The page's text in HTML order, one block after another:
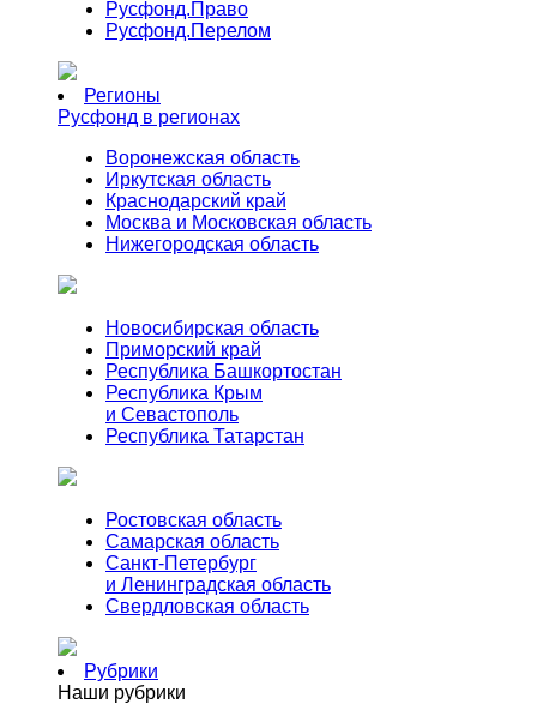
Русфонд.Право
Русфонд.Перелом
Регионы
Русфонд в регионах
Воронежская область
Иркутская область
Краснодарский край
Москва и Московская область
Нижегородская область
Новосибирская область
Приморский край
Республика Башкортостан
Республика Крым
и Севастополь
Республика Татарстан
Ростовская область
Самарская область
Санкт-Петербург
и Ленинградская область
Свердловская область
Рубрики
Наши рубрики